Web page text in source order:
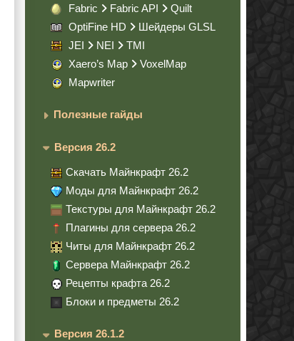
Fabric
Fabric API
Quilt
OptiFine HD
Шейдеры GLSL
JEI
NEI
TMI
Xaero’s Map
VoxelMap
Mapwriter
Полезные гайды
Версия 26.2
Скачать Майнкрафт 26.2
Моды для Майнкрафт 26.2
Текстуры для Майнкрафт 26.2
Плагины для сервера 26.2
Читы для Майнкрафт 26.2
Сервера Майнкрафт 26.2
Рецепты крафта 26.2
Блоки и предметы 26.2
Версия 26.1.2